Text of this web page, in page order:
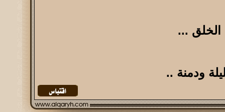
الخلق ...
ودمنة ..